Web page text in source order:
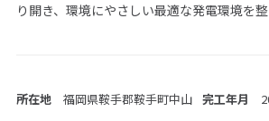
事業計画
IRポリシー・免責事項
PICK UP PAGE
り開き、環境にやさしい最適な発電環境を整
所在地 福岡県鞍手郡鞍手町中山 完工年月